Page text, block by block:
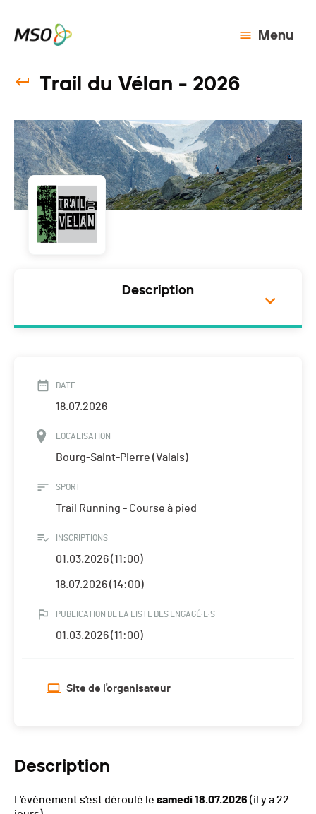
Menu
Trail du Vélan - 2026
Description
DATE
18.07.2026
LOCALISATION
Bourg-Saint-Pierre (Valais)
SPORT
Trail Running - Course à pied
INSCRIPTIONS
01.03.2026 (11:00)
18.07.2026 (14:00)
PUBLICATION DE LA LISTE DES ENGAGÉ·E·S
01.03.2026 (11:00)
Site de l'organisateur
Description
L'événement s'est déroulé le samedi 18.07.2026 (il y a 22